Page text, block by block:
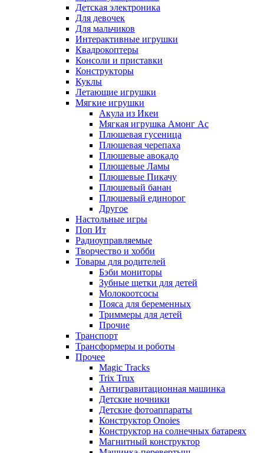
Детская электроника
Для девочек
Для мальчиков
Интерактивные игрушки
Квадрокоптеры
Консоли и приставки
Конструкторы
Куклы
Летающие игрушки
Мягкие игрушки
Акула из Икеи
Мягкая игрушка Амонг Ас
Плюшевая гусеница
Плюшевая черепаха
Плюшевые авокадо
Плюшевые Ламы
Плюшевые Пикачу
Плюшевый банан
Плюшевый единорог
Другое
Настольные игры
Поп Ит
Радиоуправляемые
Творчество и хобби
Товары для родителей
Бэби мониторы
Зубные щетки для детей
Молокоотсосы
Пояса для беременных
Триммеры для детей
Прочие
Транспорт
Трансформеры и роботы
Прочее
Magic Tracks
Trix Trux
Антигравитационная машинка
Детские ночники
Детские фотоаппараты
Конструктор Onoies
Конструктор на солнечных батареях
Магнитный конструктор